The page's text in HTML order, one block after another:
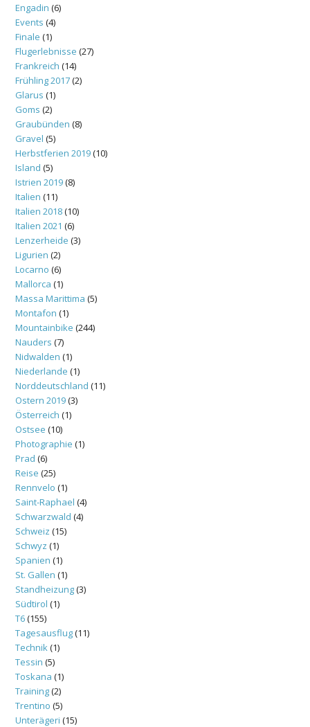
Engadin (6)
Events (4)
Finale (1)
Flugerlebnisse (27)
Frankreich (14)
Frühling 2017(2)
Glarus (1)
Goms (2)
Graubünden (8)
Gravel (5)
Herbstferien 2019(10)
Island (5)
Istrien 2019(8)
Italien (11)
Italien 2018(10)
Italien 2021 (6)
Lenzerheide (3)
Ligurien (2)
Locarno (6)
Mallorca (1)
Massa Marittima (5)
Montafon (1)
Mountainbike (244)
Nauders (7)
Nidwalden (1)
Niederlande (1)
Norddeutschland (11)
Ostern 2019(3)
Österreich (1)
Ostsee (10)
Photographie (1)
Prad (6)
Reise (25)
Rennvelo (1)
Saint-Raphael (4)
Schwarzwald (4)
Schweiz (15)
Schwyz (1)
Spanien (1)
St. Gallen (1)
Standheizung(3)
Südtirol (1)
T6(155)
Tagesausflug(11)
Technik (1)
Tessin (5)
Toskana (1)
Training(2)
Trentino (5)
Unterägeri (15)